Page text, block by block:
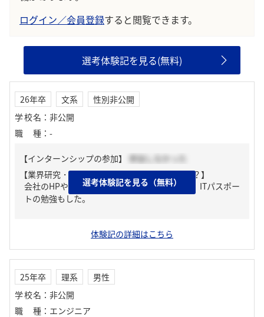
ログイン／会員登録すると閲覧できます。
選考体験記を見る(無料)
26年卒 文系
性別非公開
学校名 ： 非公開
職種 ： -
【インターンシップの参加】
参加しなかった
【業界研究・企業研究はどんな風にしましたか？】
会社のHPやYouTube、IRなどをみて勉強した。ITパスポー
トの勉強もした。
選考体験記を見る（無料）
体験記の詳細はこちら
25年卒 理系
男性
学校名 ： 非公開
職種 ： エンジニア